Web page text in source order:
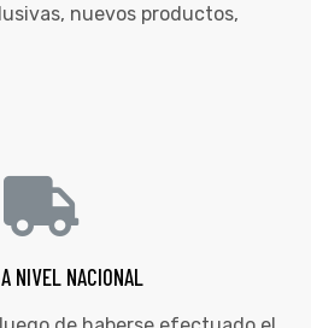
nuevos productos,
NIVEL NACIONAL